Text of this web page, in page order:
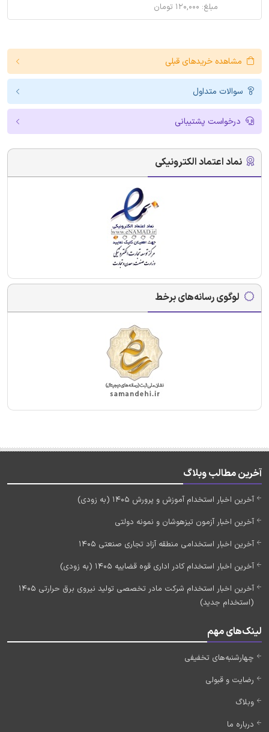
مبلغ: ۱۲۰,۰۰۰ تومان
مشاهده خریدهای قبلی
سوالات متداول
درخواست پشتیبانی
نماد اعتماد الکترونیکی
لوگوی رسانه‌های برخط
آخرین مطالب وبلاگ
آخرین اخبار استخدام آموزش و پرورش 1405 (به زودی)
آخرین اخبار آزمون تیزهوشان و نمونه دولتی
آخرین اخبار استخدامی منطقه آزاد تجاری صنعتی 1405
آخرین اخبار استخدام کادر اداری قوه قضاییه 1405 (به زودی)
آخرین اخبار استخدام شرکت مادر تخصصی تولید نیروی برق حرارتی 1405
(استخدام جدید)
لینک‌های مهم
چهارشنبه‌های تخفیفی
رضایت و قبولی
وبلاگ
درباره ما